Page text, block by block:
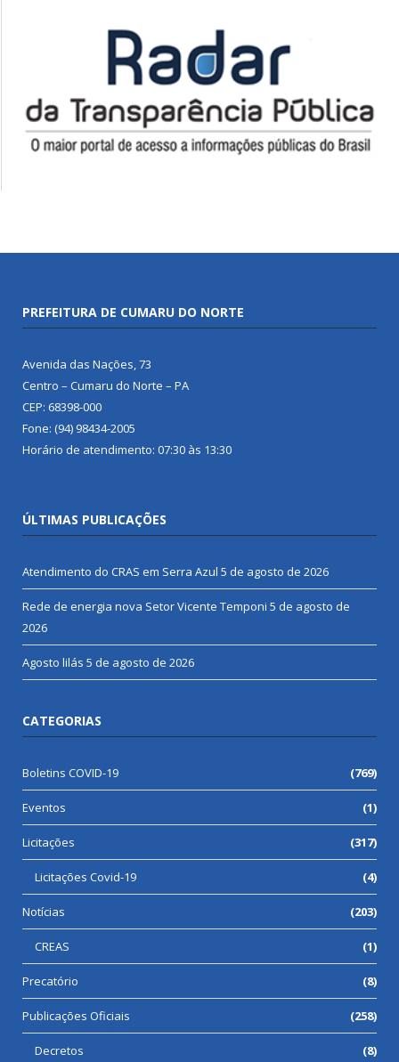
PREFEITURA DE CUMARU DO NORTE
Avenida das Nações, 73
Centro – Cumaru do Norte – PA
CEP: 68398-000
Fone: (94) 98434-2005
Horário de atendimento: 07:30 às 13:30
ÚLTIMAS PUBLICAÇÕES
Atendimento do CRAS em Serra Azul 5 de agosto de 2026
Rede de energia nova Setor Vicente Temponi 5 de agosto de
2026
Agosto lilás 5 de agosto de 2026
CATEGORIAS
Boletins COVID-19 (769)
Eventos (1)
Licitações (317)
Licitações Covid-19 (4)
Notícias (203)
CREAS (1)
Precatório (8)
Publicações Oficiais (258)
Decretos (8)